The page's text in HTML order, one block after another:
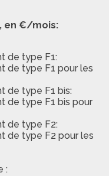
en €/mois:
de type F1:
de type F1 pour les
de type F1 bis:
de type F1 bis pour
de type F2:
de type F2 pour les
: